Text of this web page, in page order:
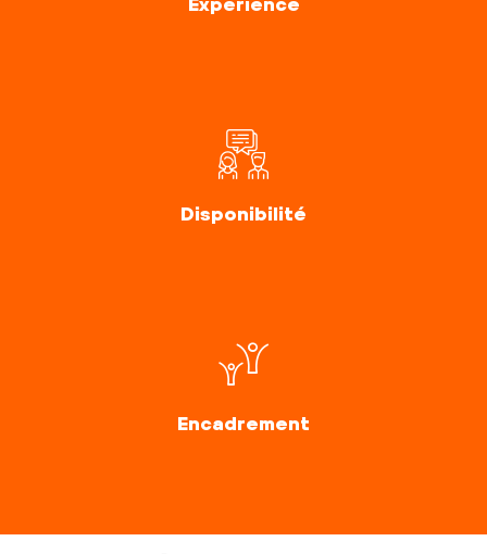
Expérience
Disponibilité
Encadrement